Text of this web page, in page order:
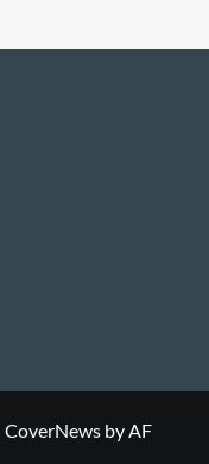
CoverNews by AF